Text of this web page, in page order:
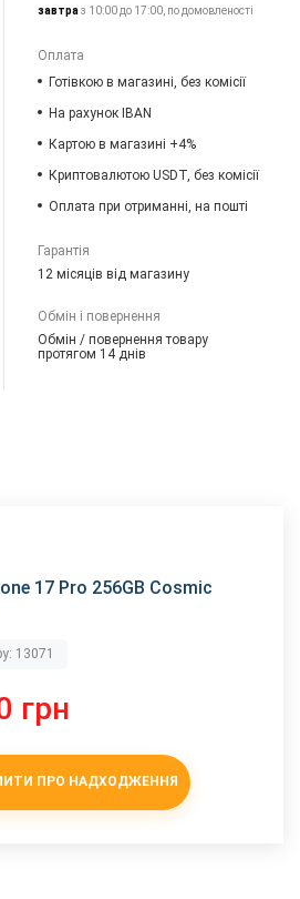
завтраз 10:00 до 17:00, по домовленості
Оплата
Готівкою в магазині, без комісії
На рахунок IBAN
Картою в магазині +4%
Криптовалютою USDT, без комісії
Оплата при отриманні, на пошті
Гарантія
12 місяців від магазину
Обмін і повернення
Обмін / повернення товару
протягом 14 днів
17 Pro 256GB Cosmic
13071
грн
ПРО НАДХОДЖЕННЯ